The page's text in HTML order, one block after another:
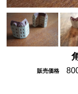
販売価格